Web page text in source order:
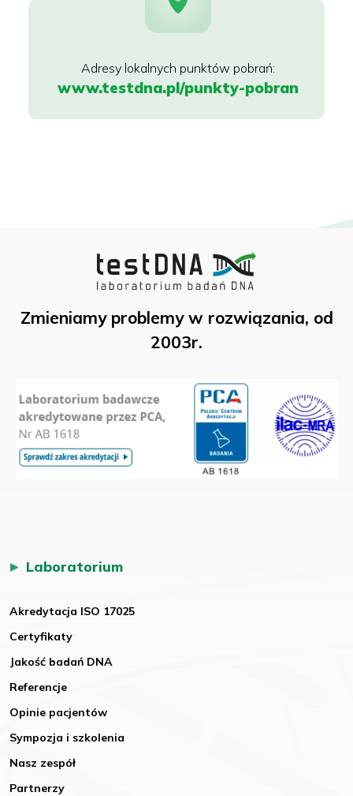
www.testdna.pl/punkty-pobran
Zmieniamy problemy w rozwiązania, od
2003r.
Laboratorium
Akredytacja ISO 17025
Certyfikaty
Jakość badań DNA
Referencje
Opinie pacjentów
Sympozja i szkolenia
Nasz zespół
Partnerzy